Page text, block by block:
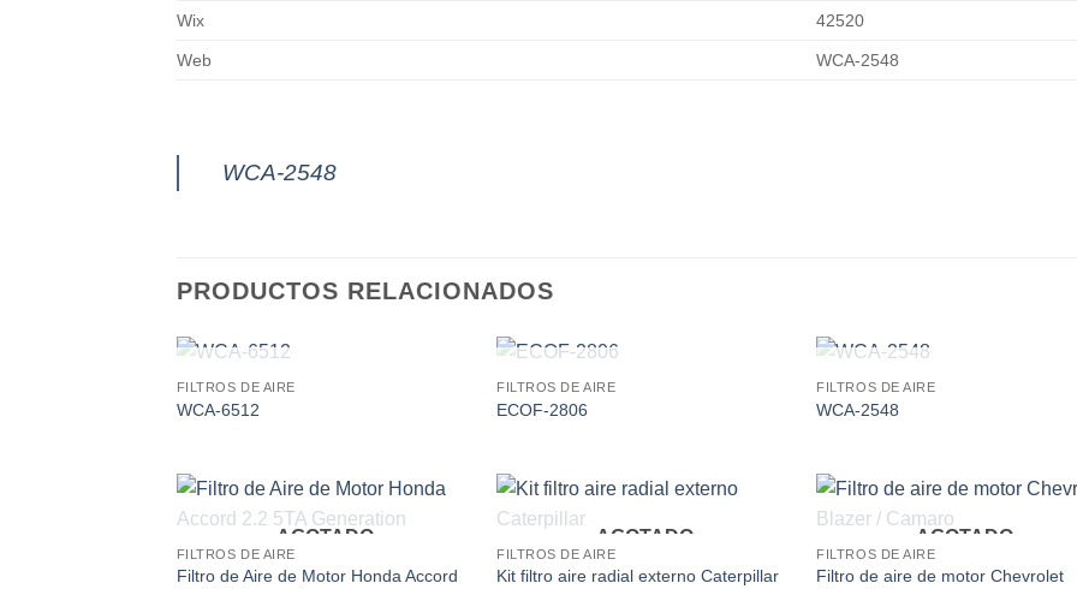
Wix 42520
Web WCA-2548
WCA-2548
PRODUCTOS RELACIONADOS
AGOTADO
FILTROS DE AIRE
WCA-6512
AGOTADO
FILTROS DE AIRE
ECOF-2806
AGOTADO
FILTROS DE AIRE
WCA-2548
AGOTADO
FILTROS DE AIRE
Filtro de Aire de Motor Honda Accord
AGOTADO
FILTROS DE AIRE
Kit filtro aire radial externo Caterpillar
AGOTADO
FILTROS DE AIRE
Filtro de aire de motor Chevrolet